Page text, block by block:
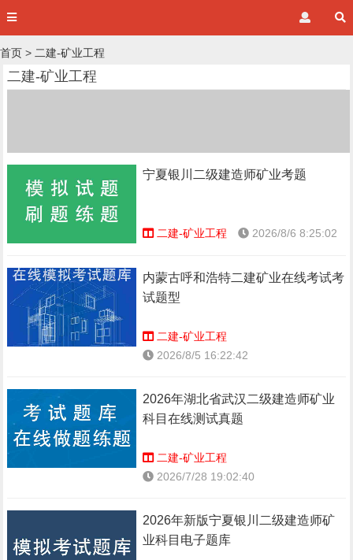
首页 > 二建-矿业工程
二建-矿业工程
宁夏银川二级建造师矿业考题
二建-矿业工程 2026/8/6 8:25:02
内蒙古呼和浩特二建矿业在线考试考
试题型
二建-矿业工程
2026/8/5 16:22:42
2026年湖北省武汉二级建造师矿业
科目在线测试真题
二建-矿业工程
2026/7/28 19:02:40
2026年新版宁夏银川二级建造师矿
业科目电子题库